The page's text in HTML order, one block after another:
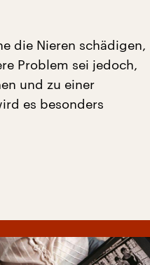
die Nieren schädigen,
Problem sei jedoch,
und zu einer
es besonders